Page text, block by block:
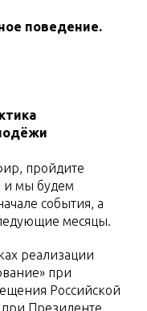
поведение.
пройдите
и мы будем
события, а
месяцы.
реализации
при
Российской
Президенте